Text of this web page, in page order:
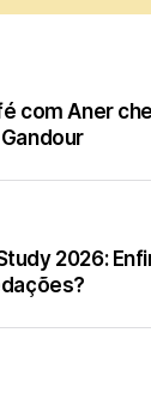
com Aner
2026: